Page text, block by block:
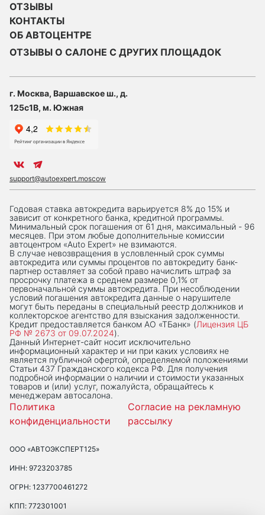
ОТЗЫВЫ
КОНТАКТЫ
ОБ АВТОЦЕНТРЕ
ОТЗЫВЫ О САЛОНЕ С ДРУГИХ ПЛОЩАДОК
г. Москва, Варшавское ш., д.
125с1В, м. Южная
support@autoexpert.moscow
Годовая ставка автокредита варьируется 8% до 15% и
зависит от конкретного банка, кредитной программы.
Минимальный срок погашения от 61 дня, максимальный - 96
месяцев. При этом любые дополнительные комиссии
автоцентром «Auto Expert» не взимаются.
В случае невозвращения в условленный срок суммы
автокредита или суммы процентов по автокредиту банк-
партнер оставляет за собой право начислить штраф за
просрочку платежа в среднем размере 0,1% от
первоначальной суммы автокредита. При несоблюдении
условий погашения автокредита данные о нарушителе
могут быть переданы в специальный реестр должников и
коллекторское агентство для взыскания задолженности.
Кредит предоставляется банком АО «ТБанк» (Лицензия ЦБ
РФ № 2673 от 09.07.2024).
Данный Интернет-сaйт носит исключительно
информационный характер и ни при каких условиях не
является публичной офертой, определяемой положениями
Статьи 437 Гражданского кодекса РФ. Для получения
подробной информации о наличии и стоимости указанных
товаров и (или) услуг, пожалуйста, обращайтесь к
менеджерам автосалона.
Политика
конфиденциальности
Согласие на рекламную
рассылку
ООО «АВТОЭКСПЕРТ125»
ИНН: 9723203785
ОГРН: 1237700461272
КПП: 772301001